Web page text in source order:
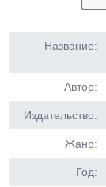
Название:
Автор:
Издательство:
Жанр:
Год: